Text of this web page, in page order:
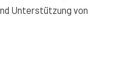
Unterstützung von